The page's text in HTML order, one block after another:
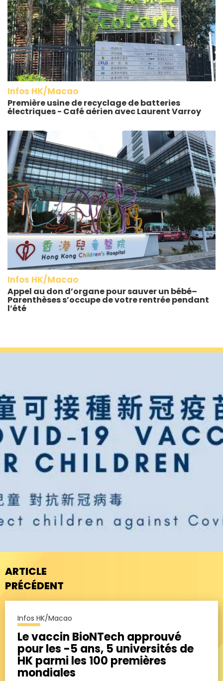
Infos HK/Macao
Première usine de recyclage de batteries
électriques - Café aérien avec Laurent Varroy
Infos HK/Macao
Appel au don d’organe pour sauver un bébé–
Parenthèses s’occupe de votre rentrée pendant
l’été
ARTICLE
PRÉCÉDENT
Infos HK/Macao
Le vaccin BioNTech approuvé
pour les -5 ans, 5 universités de
HK parmi les 100 premières
mondiales